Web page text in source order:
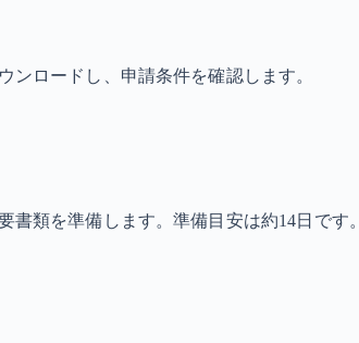
ンロードし、申請条件を確認します。
書類を準備します。準備目安は約14日です。